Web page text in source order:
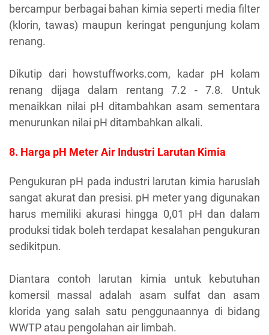
bercampur berbagai bahan kimia seperti media filter
(klorin, tawas) maupun keringat pengunjung kolam
renang.
Dikutip dari howstuffworks.com, kadar pH kolam
renang dijaga dalam rentang 7.2 - 7.8. Untuk
menaikkan nilai pH ditambahkan asam sementara
menurunkan nilai pH ditambahkan alkali.
8. Harga pH Meter Air Industri Larutan Kimia
Pengukuran pH pada industri larutan kimia haruslah
sangat akurat dan presisi. pH meter yang digunakan
harus memiliki akurasi hingga 0,01 pH dan dalam
produksi tidak boleh terdapat kesalahan pengukuran
sedikitpun.
Diantara contoh larutan kimia untuk kebutuhan
komersil massal adalah asam sulfat dan asam
klorida yang salah satu penggunaannya di bidang
WWTP atau pengolahan air limbah.